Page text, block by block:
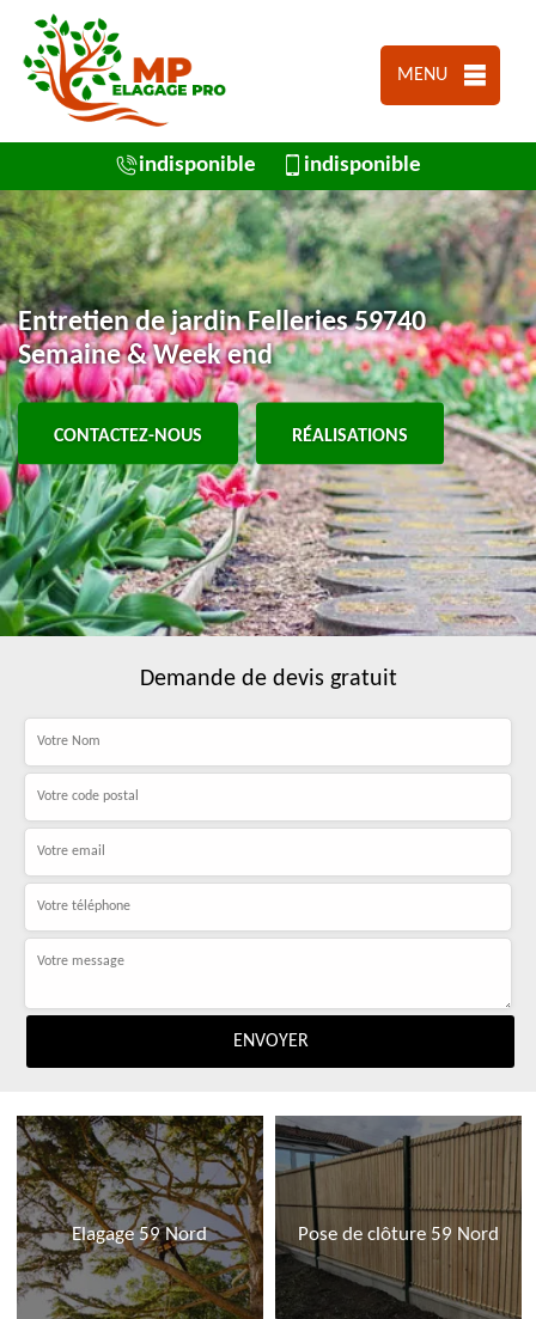
MENU
indisponible indisponible
Entretien de jardin Felleries 59740
Semaine & Week end
CONTACTEZ-NOUS RÉALISATIONS
Demande de devis gratuit
Elagage 59 Nord Pose de clôture 59 Nord